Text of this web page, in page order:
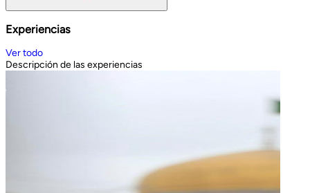
Experiencias
Ver todo
Descripción de las experiencias